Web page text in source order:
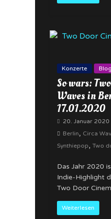
Konzerte Blog
So wars:
Waves in
17.01.2020
20. Januar 2020
Berlin, Circa
Synthiepop, Two
Das Jahr 2020
Indie-Highlight
Two Door
Weiterlesen